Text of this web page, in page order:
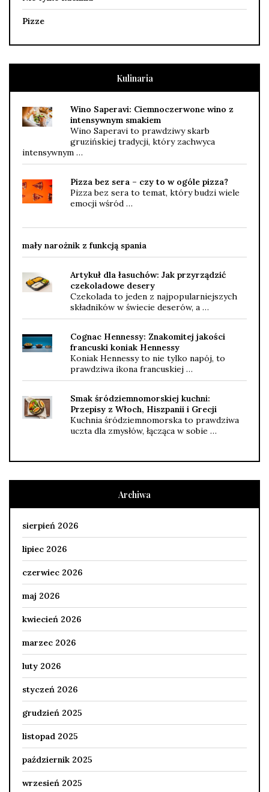
Pizze
Kulinaria
Wino Saperavi: Ciemnoczerwone wino z
intensywnym smakiem
Wino Saperavi to prawdziwy skarb
gruzińskiej tradycji, który zachwyca
intensywnym …
Pizza bez sera – czy to w ogóle pizza?
Pizza bez sera to temat, który budzi wiele
emocji wśród …
mały narożnik z funkcją spania
Artykuł dla łasuchów: Jak przyrządzić
czekoladowe desery
Czekolada to jeden z najpopularniejszych
składników w świecie deserów, a …
Cognac Hennessy: Znakomitej jakości
francuski koniak Hennessy
Koniak Hennessy to nie tylko napój, to
prawdziwa ikona francuskiej …
Smak śródziemnomorskiej kuchni:
Przepisy z Włoch, Hiszpanii i Grecji
Kuchnia śródziemnomorska to prawdziwa
uczta dla zmysłów, łącząca w sobie …
Archiwa
sierpień 2026
lipiec 2026
czerwiec 2026
maj 2026
kwiecień 2026
marzec 2026
luty 2026
styczeń 2026
grudzień 2025
listopad 2025
październik 2025
wrzesień 2025